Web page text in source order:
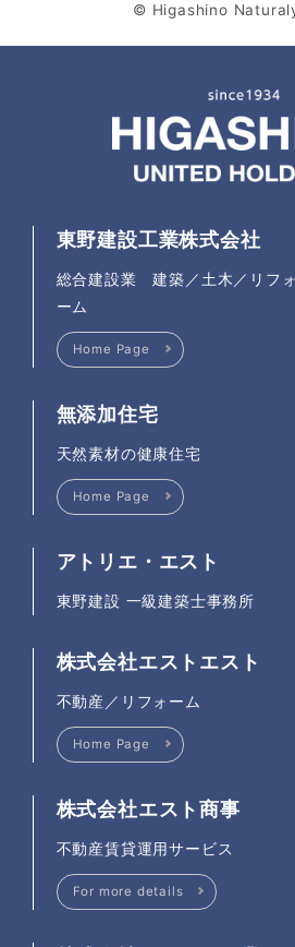
© Higashino
東野建設工業株式会社
総合建設業 建築／土木／リフォ
ーム
Home Page
無添加住宅
天然素材の健康住宅
Home Page
アトリエ・エスト
東野建設 一級建築士事務所
株式会社エストエスト
不動産／リフォーム
Home Page
株式会社エスト商事
不動産賃貸運用サービス
For more details